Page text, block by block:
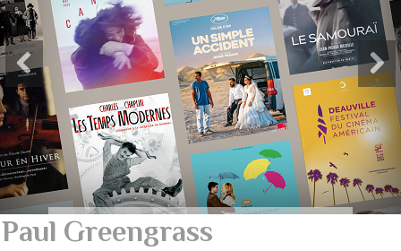
Paul Greengrass